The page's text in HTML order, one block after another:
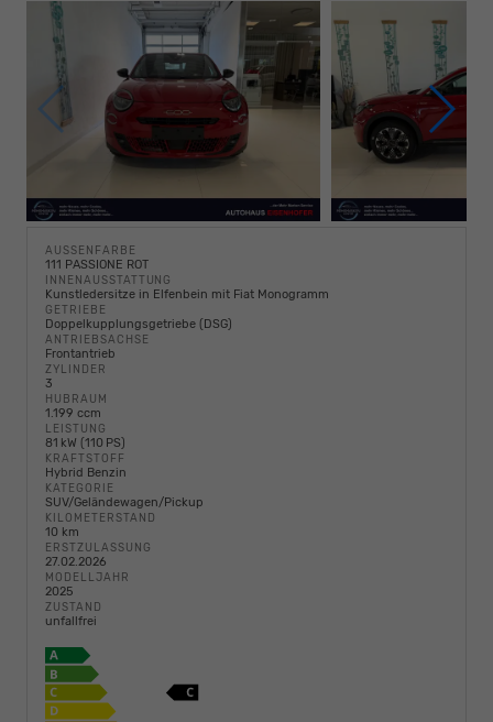
AUSSENFARBE
111 PASSIONE ROT
INNENAUSSTATTUNG
Kunstledersitze in Elfenbein mit Fiat Monogramm
GETRIEBE
Doppelkupplungsgetriebe (DSG)
ANTRIEBSACHSE
Frontantrieb
ZYLINDER
3
HUBRAUM
1.199 ccm
LEISTUNG
81 kW (110 PS)
KRAFTSTOFF
Hybrid Benzin
KATEGORIE
SUV/Geländewagen/Pickup
KILOMETERSTAND
10 km
ERSTZULASSUNG
27.02.2026
MODELLJAHR
2025
ZUSTAND
unfallfrei